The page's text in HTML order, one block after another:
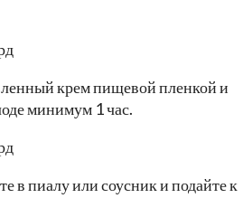
крем пищевой пленкой и
минимум 1 час.
в пиалу или соусник и подайте к